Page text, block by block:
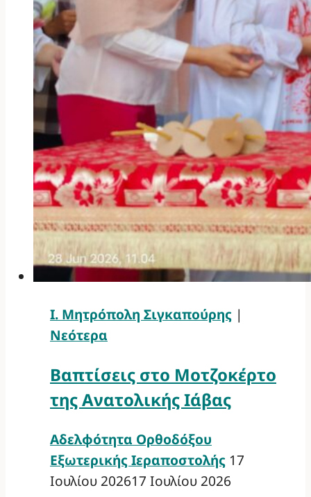
Ι. Μητρόπολη Σιγκαπούρης |
Νεότερα
Βαπτίσεις στο Μοτζοκέρτο
της Ανατολικής Ιάβας
Αδελφότητα Ορθοδόξου
Εξωτερικής Ιεραποστολής 17
Ιουλίου 202617 Ιουλίου 2026